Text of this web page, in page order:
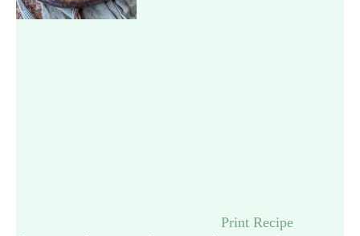
Print Recipe